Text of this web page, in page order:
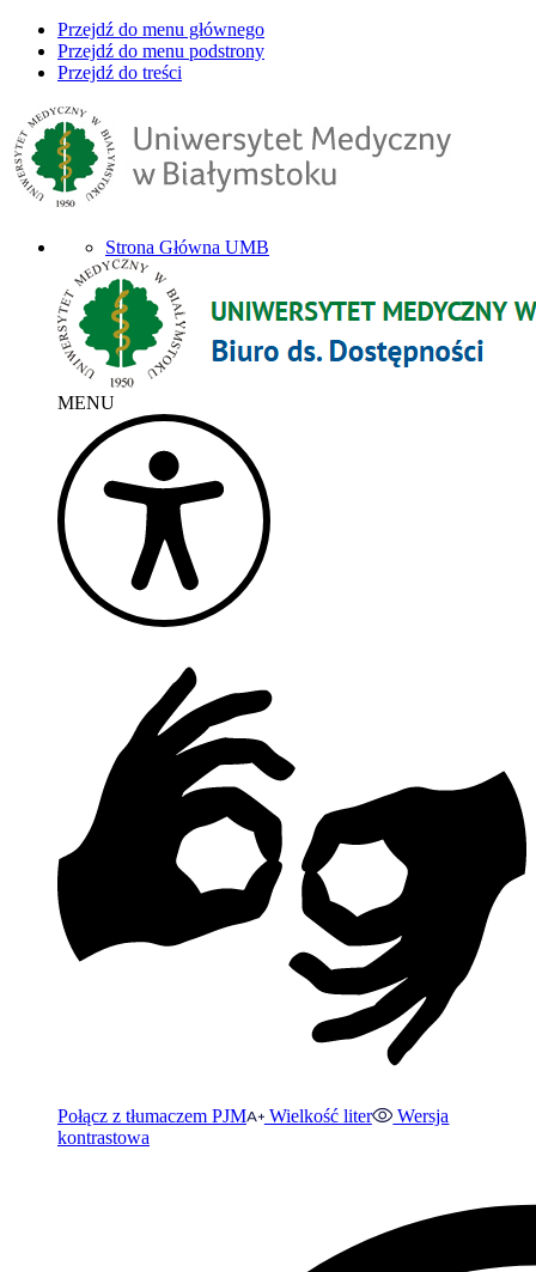
Przejdź do menu głównego
Przejdź do menu podstrony
Przejdź do treści
Strona Główna UMB
MENU
Połącz z tłumaczem PJM Wielkość liter
Wersja
kontrastowa